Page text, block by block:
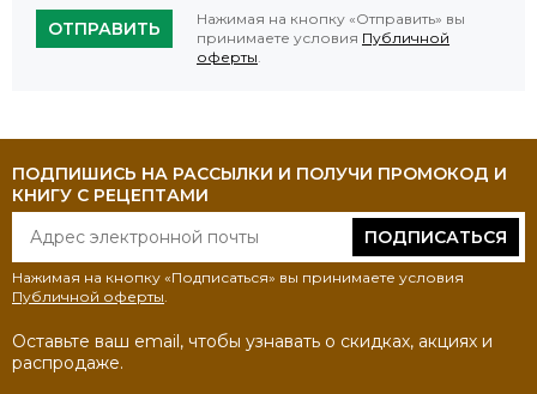
ОТПРАВИТЬ
Нажимая на кнопку «Отправить» вы
принимаете условия Публичной
оферты
ПОДПИШИСЬ НА РАССЫЛКИ И ПОЛУЧИ ПРОМОКОД И
КНИГУ С РЕЦЕПТАМИ
ПОДПИСАТЬСЯ
Нажимая на кнопку «Подписаться» вы принимаете условия
Публичной оферты
Оставьте ваш email, чтобы узнавать о скидках, акциях и
распродаже.